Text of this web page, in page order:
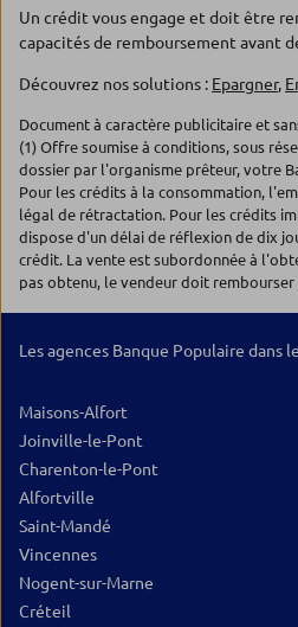
Un crédit vous engage et doit être
capacités de remboursement avant
Découvrez nos solutions : Epargner,
Document à caractère publicitaire et
(1) Offre soumise à conditions, sous
dossier par l'organisme prêteur, votre
Pour les crédits à la consommation,
légal de rétractation. Pour les crédits
dispose d'un délai de réflexion de dix
crédit. La vente est subordonnée à
pas obtenu, le vendeur doit rembourser
Les agences Banque Populaire dans
Maisons-Alfort
Joinville-le-Pont
Charenton-le-Pont
Alfortville
Saint-Mandé
Vincennes
Nogent-sur-Marne
Créteil